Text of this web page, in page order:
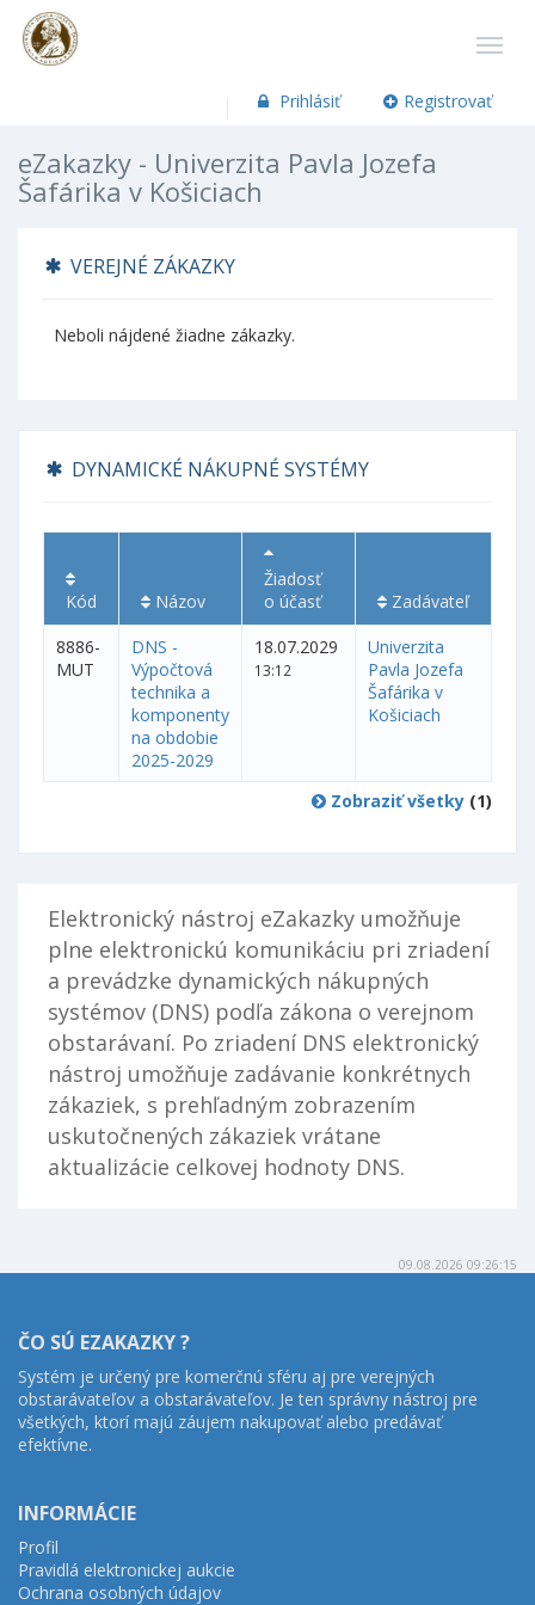
Prihlásiť Registrovať
eZakazky - Univerzita Pavla Jozefa
Šafárika v Košiciach
VEREJNÉ ZÁKAZKY
Neboli nájdené žiadne zákazky.
DYNAMICKÉ NÁKUPNÉ SYSTÉMY
Kód Názov
Žiadosť
o účasť
Zadávateľ
8886-
MUT
DNS -
Výpočtová
technika a
komponenty
na obdobie
2025-2029
18.07.2029
13:12
Univerzita
Pavla Jozefa
Šafárika v
Košiciach
Zobraziť všetky (1)
Elektronický nástroj eZakazky umožňuje
plne elektronickú komunikáciu pri zriadení
a prevádzke dynamických nákupných
systémov (DNS) podľa zákona o verejnom
obstarávaní. Po zriadení DNS elektronický
nástroj umožňuje zadávanie konkrétnych
zákaziek, s prehľadným zobrazením
uskutočnených zákaziek vrátane
aktualizácie celkovej hodnoty DNS.
09.08.2026 09:26:15
ČO SÚ EZAKAZKY ?
Systém je určený pre komerčnú sféru aj pre verejných
obstarávateľov a obstarávateľov. Je ten správny nástroj pre
všetkých, ktorí majú záujem nakupovať alebo predávať
efektívne.
INFORMÁCIE
Profil
Pravidlá elektronickej aukcie
Ochrana osobných údajov